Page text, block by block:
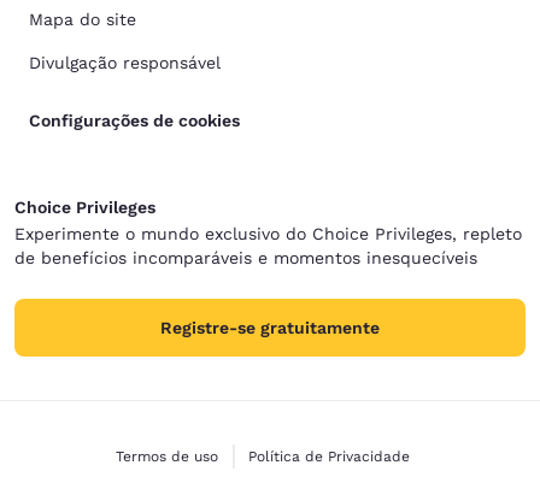
Mapa do site
Divulgação responsável
Configurações de cookies
Choice Privileges
Experimente o mundo exclusivo do Choice Privileges, repleto
de benefícios incomparáveis e momentos inesquecíveis
Registre-se gratuitamente
Termos de uso Política de Privacidade